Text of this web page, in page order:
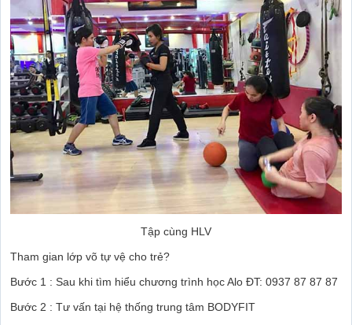
Tập cùng HLV
Tham gian lớp võ tự vệ cho trẻ?
Bước 1 : Sau khi tìm hiểu chương trình học Alo ĐT: 0937 87 87 87
Bước 2 : Tư vấn tại hệ thống trung tâm BODYFIT